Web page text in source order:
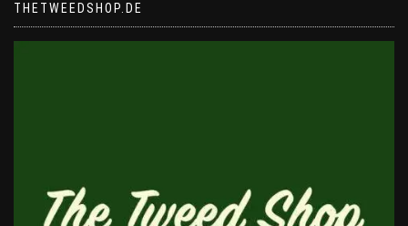
THETWEEDSHOP.DE